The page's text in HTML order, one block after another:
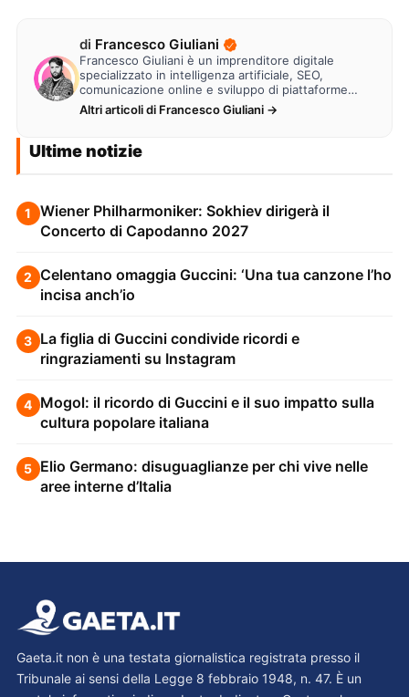
di Francesco Giuliani
Francesco Giuliani è un imprenditore digitale
specializzato in intelligenza artificiale, SEO,
comunicazione online e sviluppo di piattaforme
web. Lavora alla creazione di…
Altri articoli di Francesco Giuliani →
Ultime notizie
1
Wiener Philharmoniker: Sokhiev dirigerà il
Concerto di Capodanno 2027
2 Celentano omaggia Guccini: ‘Una tua canzone l’ho
incisa anch’io
3 La figlia di Guccini condivide ricordi e
ringraziamenti su Instagram
4 Mogol: il ricordo di Guccini e il suo impatto sulla
cultura popolare italiana
5 Elio Germano: disuguaglianze per chi vive nelle
aree interne d’Italia
Gaeta.it non è una testata giornalistica registrata presso il
Tribunale ai sensi della Legge 8 febbraio 1948, n. 47. È un